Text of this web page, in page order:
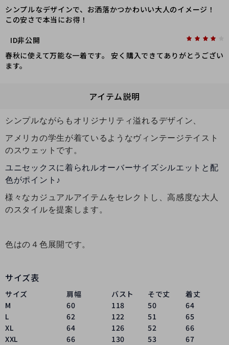
シンプルなデザインで、お洒落かつかわいい大人のイメージ！
この安さで本当にお得！
ID非公開
春秋に使えて万能な一着です。 安く購入できてありがとうござい
ます。
アイテム説明
シンプルながらもオリジナリティ溢れるデザイン、
アメリカの学生が着ているようなヴィンテージテイスト
のスウェットです。
ユニセックスに着られルオーバーサイズシルエットと配
色がポイント♪
様々なカジュアルアイテムをセレクトし、高感度な大人
のスタイルを提案します。
色はの４色展開です。
サイズ表
サイズ 肩幅 バスト そで丈
着丈
M
60 118 50
64
L
62 122 51
65
XL
64 126 52
66
XXL
66 130 53 67